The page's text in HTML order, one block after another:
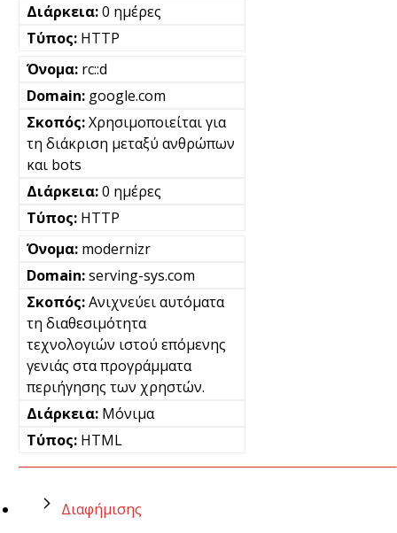
0 ημέρες
HTTP
rc::d
google.com
Χρησιμοποιείται για
τη διάκριση μεταξύ ανθρώπων
και bots
0 ημέρες
HTTP
modernizr
serving-sys.com
Ανιχνεύει αυτόματα
τη διαθεσιμότητα
τεχνολογιών ιστού επόμενης
γενιάς στα προγράμματα
περιήγησης των χρηστών.
Μόνιμα
HTML
Διαφήμισης